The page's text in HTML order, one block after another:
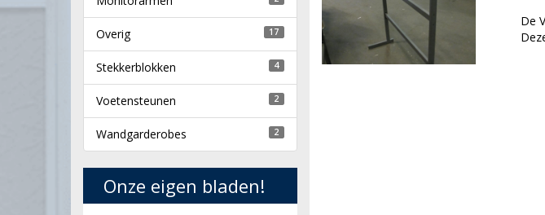
De
Overig 17
Stekkerblokken 4
Voetensteunen 2
Wandgarderobes 2
Onze eigen bladen!